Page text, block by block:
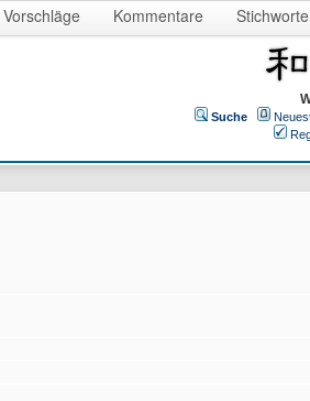
Vorschläge Kommentare Stichworte
Suche